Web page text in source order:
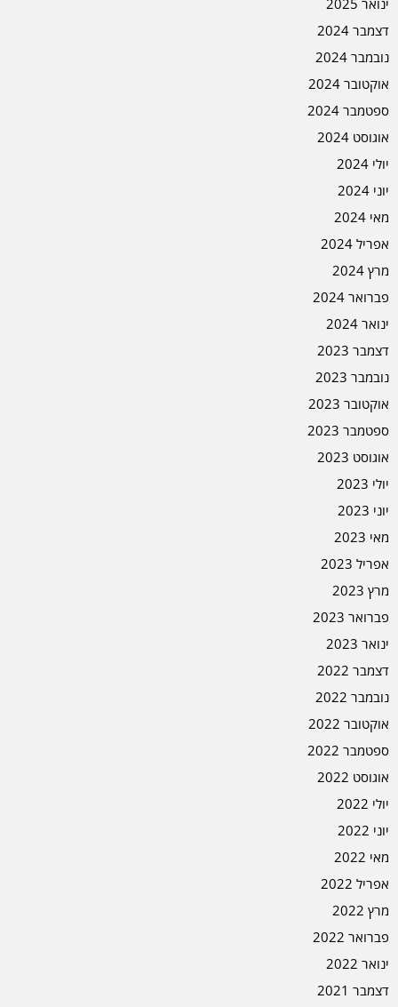
ינואר 2025
דצמבר 2024
נובמבר 2024
אוקטובר 2024
ספטמבר 2024
אוגוסט 2024
יולי 2024
יוני 2024
מאי 2024
אפריל 2024
מרץ 2024
פברואר 2024
ינואר 2024
דצמבר 2023
נובמבר 2023
אוקטובר 2023
ספטמבר 2023
אוגוסט 2023
יולי 2023
יוני 2023
מאי 2023
אפריל 2023
מרץ 2023
פברואר 2023
ינואר 2023
דצמבר 2022
נובמבר 2022
אוקטובר 2022
ספטמבר 2022
אוגוסט 2022
יולי 2022
יוני 2022
מאי 2022
אפריל 2022
מרץ 2022
פברואר 2022
ינואר 2022
דצמבר 2021